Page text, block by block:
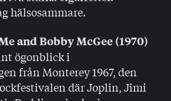
hälsosammare.
and Bobby McGee (1970)
ögonblick i
från Monterey 1967, den
där Joplin, Jimi